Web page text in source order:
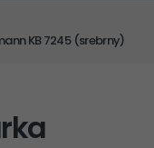
KB 7245 (srebrny)